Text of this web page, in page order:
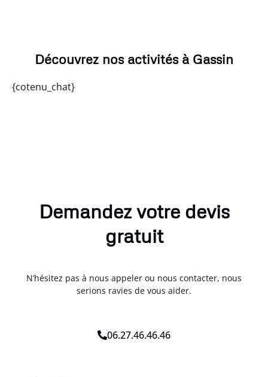
Découvrez nos activités à Gassin
{cotenu_chat}
Demandez votre devis
gratuit
N’hésitez pas à nous appeler ou nous contacter, nous
serions ravies de vous aider.
06.27.46.46.46